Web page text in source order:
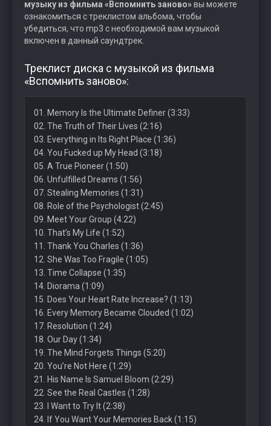
музыку из фильма «Вспомнить заново»вы можете
ознакомиться с треклистом альбома, чтобы
убедиться, что mp3 с необходимой вам музыкой
включен в данный саундтрек.
Треклист диска с музыкой из фильма
«Вспомнить заново»:
01. Memory Is the Ultimate Definer (3:33)
02. The Truth of Their Lives (2:16)
03. Everything in Its Right Place (1:36)
04. You Fucked up My Head (3:18)
05. A True Pioneer (1:50)
06. Unfulfilled Dreams (1:56)
07. Stealing Memories (1:31)
08. Role of the Psychologist (2:45)
09. Meet Your Group (4:22)
10. That’s My Life (1:52)
11. Thank You Charles (1:36)
12. She Was Too Fragile (1:05)
13. Time Collapse (1:35)
14. Diorama (1:09)
15. Does Your Heart Rate Increase? (1:13)
16. Every Memory Became Clouded (1:02)
17. Resolution (1:24)
18. Our Day (1:34)
19. The Mind Forgets Things (5:20)
20. You’re Not Here (1:29)
21. His Name Is Samuel Bloom (2:29)
22. See the Real Castles (1:28)
23. I Want to Try It (2:38)
24. If You Want Your Memories Back (1:15)